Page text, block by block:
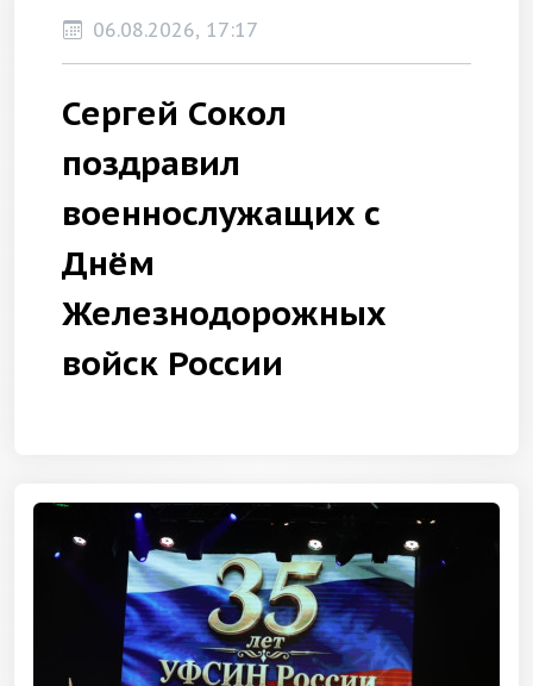
06.08.2026, 17:17
Сергей Сокол
поздравил
военнослужащих с
Днём
Железнодорожных
войск России